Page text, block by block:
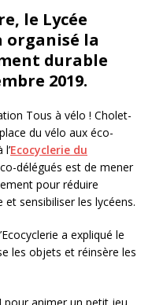
le Lycée
organisé la
durable
2019.
Tous à vélo ! Cholet-
du vélo aux éco-
Ecocyclerie du
délégués est de mener
pour réduire
sensibiliser les lycéens.
a expliqué le
les objets et réinsère les